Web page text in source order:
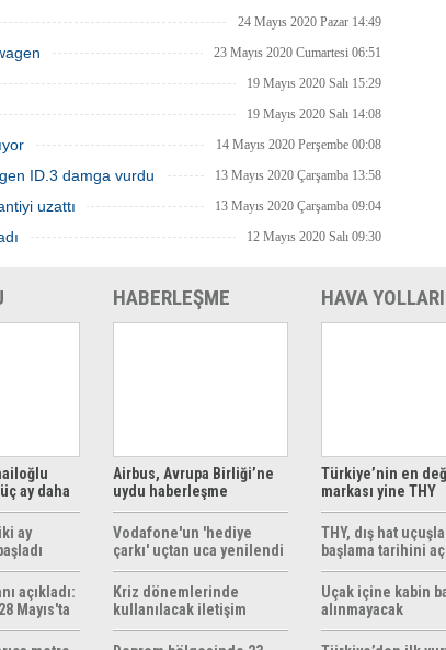
aldı.
24 Mayıs 2020 Pazar 14:49
23 Mayıs 2020 Cumartesi 06:51
19 Mayıs 2020 Salı 15:29
19 Mayıs 2020 Salı 14:08
14 Mayıs 2020 Perşembe 00:08
ID.3 damga vurdu 13 Mayıs 2020 Çarşamba 13:58
uzattı 13 Mayıs 2020 Çarşamba 09:04
12 Mayıs 2020 Salı 09:30
ay daha
ay
açıkladı:
Mayıs'ta
HABERLEŞME
Airbus, Avrupa Birliği’ne
uydu haberleşme
çözümleri sunuyor
Vodafone'un 'hediye
çarkı' uçtan uca yenilendi
Kriz dönemlerinde
kullanılacak iletişim
yöntemleri rehberi
hazırlandı
HAVA YOLLARI
Türkiye’nin en
markası yine THY
THY, dış hat
başlama tarihini
Uçak içine kabin
alınmayacak